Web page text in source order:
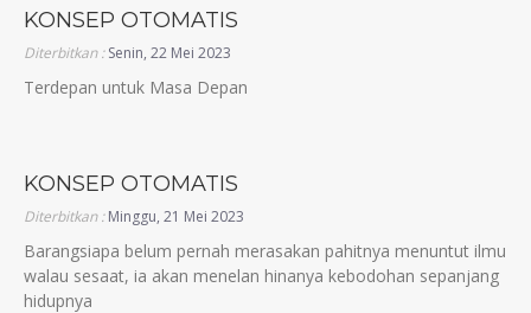
KONSEP OTOMATIS
Diterbitkan :Senin, 22 Mei 2023
Terdepan untuk Masa Depan
KONSEP OTOMATIS
Diterbitkan :Minggu, 21 Mei 2023
Barangsiapa belum pernah merasakan pahitnya menuntut ilmu
walau sesaat, ia akan menelan hinanya kebodohan sepanjang
hidupnya